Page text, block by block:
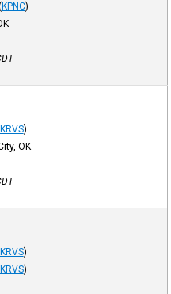
KPNC)
KRVS)
OK
KRVS)
KRVS)